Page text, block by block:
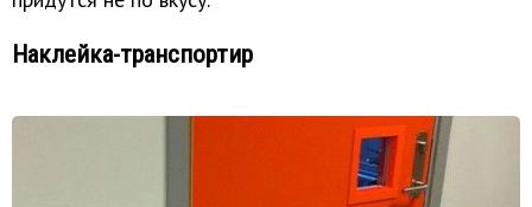
Наклейка-транспортир